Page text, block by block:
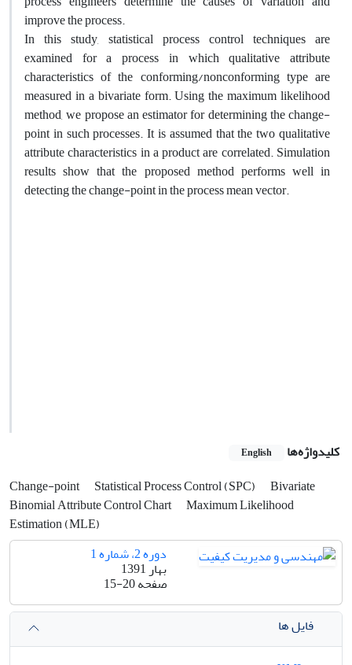
improve the process.
In this study, statistical process control techniques are
examined for a process in which qualitative attribute
characteristics of the conforming/nonconforming type are
measured in a bivariate form. Using the maximum likelihood
method, we propose an estimator for determining the change-
point in such processes. It is assumed that the two qualitative
attribute characteristics in a product are correlated. Simulation
results show that the proposed method performs well in
detecting the change-point in the process mean vector.
کلیدواژه‌ها English
Change-point Statistical Process Control (SPC)
Bivariate
Binomial Attribute Control Chart Maximum Likelihood
Estimation (MLE)
دوره 2، شماره 1
بهار 1391
صفحه15-20
فایل ها